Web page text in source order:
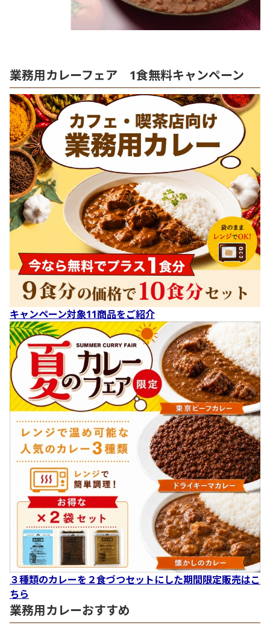
業務用カレーフェア 1食無料キャンペーン
キャンペーン対象11商品をご紹介
３種類のカレーを２食づつセットにした期間限定販売はこ
ちら
業務用カレーおすすめ